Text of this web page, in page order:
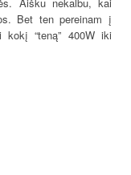
Bet ten pereinam į
“teną” 400W iki